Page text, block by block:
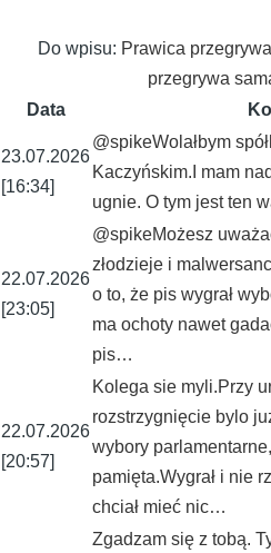
Do wpisu: Prawica
przegrywa
Data
23.07.2026
[16:34]
@spikeWolałbym
Kaczyńskim.I mam
ugnie. O tym jest ten
22.07.2026
[23:05]
@spikeMożesz
złodzieje i
o to, że pis wygrał
ma ochoty nawet
pis…
22.07.2026
[20:57]
Kolega sie myli.Przy
rozstrzygnięcie bylo
wybory
pamięta.Wygrał i nie
chciał mieć nic…
Zgadzam się z tobą.